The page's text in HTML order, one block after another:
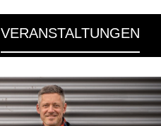
VERANSTALTUNGEN